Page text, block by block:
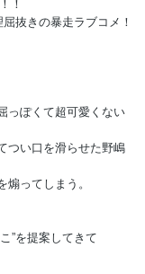
！
抜きの暴走ラブコメ！
っぽくて超可愛くない
つい口を滑らせた野嶋
煽ってしまう。
”を提案してきて